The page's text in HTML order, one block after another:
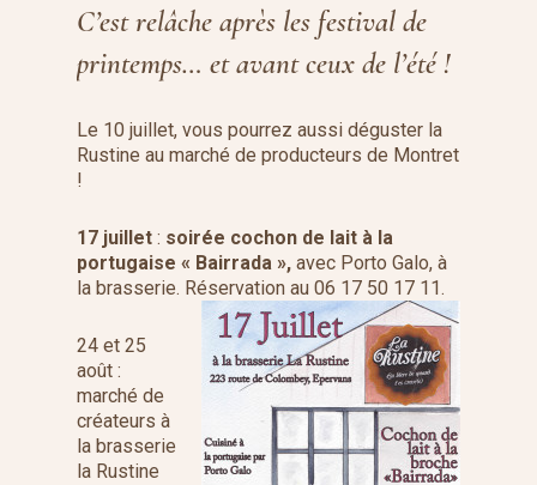
C’est relâche après les festival de
printemps… et avant ceux de l’été !
Le 10 juillet, vous pourrez aussi déguster la
Rustine au marché de producteurs de Montret
!
17 juillet : soirée cochon de lait à la
portugaise « Bairrada », avec Porto Galo, à
la brasserie. Réservation au 06 17 50 17 11.
24 et 25
août :
marché de
créateurs à
la brasserie
la Rustine